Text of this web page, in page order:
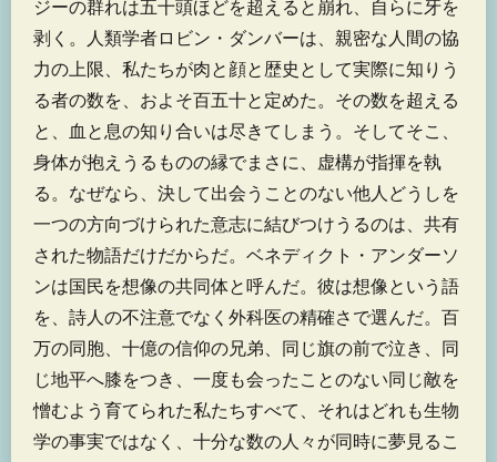
ジーの群れは五十頭ほどを超えると崩れ、自らに牙を
剥く。人類学者ロビン・ダンバーは、親密な人間の協
力の上限、私たちが肉と顔と歴史として実際に知りう
る者の数を、およそ百五十と定めた。その数を超える
と、血と息の知り合いは尽きてしまう。そしてそこ、
身体が抱えうるものの縁でまさに、虚構が指揮を執
る。なぜなら、決して出会うことのない他人どうしを
一つの方向づけられた意志に結びつけうるのは、共有
された物語だけだからだ。ベネディクト・アンダーソ
ンは国民を想像の共同体と呼んだ。彼は想像という語
を、詩人の不注意でなく外科医の精確さで選んだ。百
万の同胞、十億の信仰の兄弟、同じ旗の前で泣き、同
じ地平へ膝をつき、一度も会ったことのない同じ敵を
憎むよう育てられた私たちすべて、それはどれも生物
学の事実ではなく、十分な数の人々が同時に夢見るこ